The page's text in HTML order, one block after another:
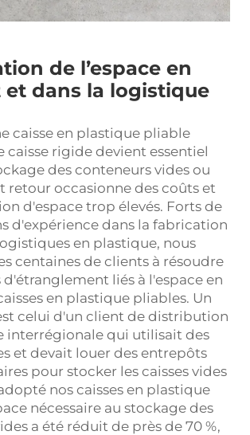
de l’espace en
dans la logistique
caisse en plastique pliable
caisse rigide devient essentiel
des conteneurs vides ou
retour occasionne des coûts et
d'espace trop élevés. Forts de
d'expérience dans la fabrication
en plastique, nous
centaines de clients à résoudre
liés à l'espace en
en plastique pliables. Un
celui d'un client de distribution
interrégionale qui utilisait des
et devait louer des entrepôts
pour stocker les caisses vides
nos caisses en plastique
nécessaire au stockage des
a été réduit de près de 70 %,